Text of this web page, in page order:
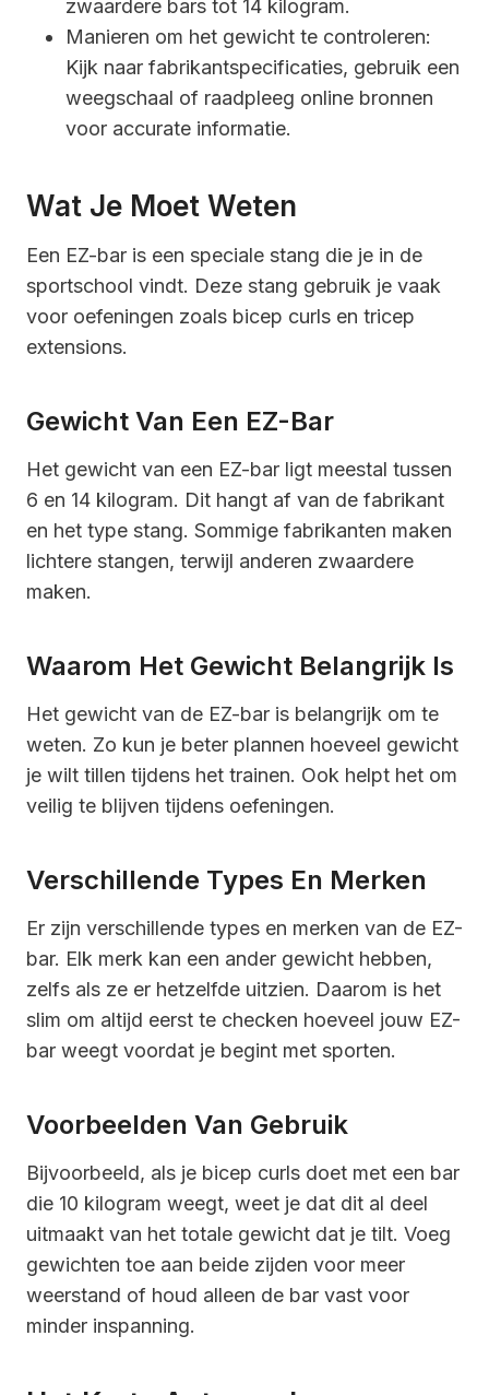
zwaardere bars tot 14 kilogram.
Manieren om het gewicht te controleren:
Kijk naar fabrikantspecificaties, gebruik een
weegschaal of raadpleeg online bronnen
voor accurate informatie.
Wat Je Moet Weten
Een EZ-bar is een speciale stang die je in de
sportschool vindt. Deze stang gebruik je vaak
voor oefeningen zoals bicep curls en tricep
extensions.
Gewicht Van Een EZ-Bar
Het gewicht van een EZ-bar ligt meestal tussen
6 en 14 kilogram. Dit hangt af van de fabrikant
en het type stang. Sommige fabrikanten maken
lichtere stangen, terwijl anderen zwaardere
maken.
Waarom Het Gewicht Belangrijk Is
Het gewicht van de EZ-bar is belangrijk om te
weten. Zo kun je beter plannen hoeveel gewicht
je wilt tillen tijdens het trainen. Ook helpt het om
veilig te blijven tijdens oefeningen.
Verschillende Types En Merken
Er zijn verschillende types en merken van de EZ-
bar. Elk merk kan een ander gewicht hebben,
zelfs als ze er hetzelfde uitzien. Daarom is het
slim om altijd eerst te checken hoeveel jouw EZ-
bar weegt voordat je begint met sporten.
Voorbeelden Van Gebruik
Bijvoorbeeld, als je bicep curls doet met een bar
die 10 kilogram weegt, weet je dat dit al deel
uitmaakt van het totale gewicht dat je tilt. Voeg
gewichten toe aan beide zijden voor meer
weerstand of houd alleen de bar vast voor
minder inspanning.